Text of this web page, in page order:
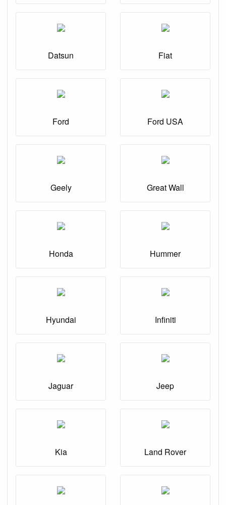
Datsun Fiat
Ford Ford USA
Geely Great Wall
Honda Hummer
Hyundai Infiniti
Jaguar Jeep
Kia Land Rover